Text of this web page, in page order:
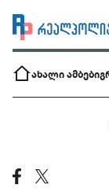
ახალი ამბები